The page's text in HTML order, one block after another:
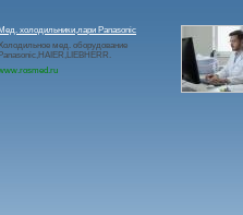
Мед. холодильники,лари Panasonic
мед. оборудование
Panasonic,HAIER,LIEBHERR.